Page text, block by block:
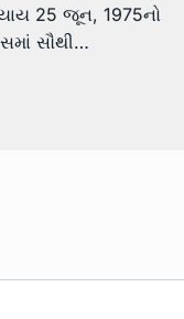
25 જૂન, 1975નો
સૌથી…